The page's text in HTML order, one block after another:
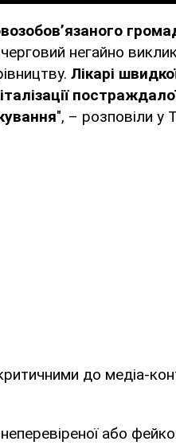
негайно
Лікарі
", – розповіли у
до медіа-
або